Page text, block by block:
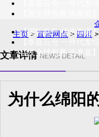
【国际急件 优选泰嘉
【发全球包裹 选泰嘉
主页 > 直营网点 > 四川 >
文章详情 NEWS DETAIL
为什么绵阳